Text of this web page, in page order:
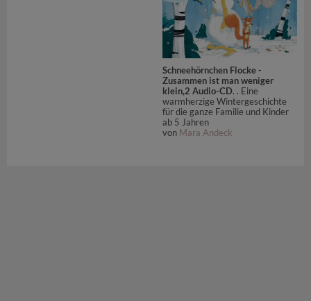
Schneehörnchen Flocke -
Zusammen ist man weniger
klein,2 Audio-CD. . Eine
warmherzige Wintergeschichte
für die ganze Familie und Kinder
ab 5 Jahren
von Mara Andeck